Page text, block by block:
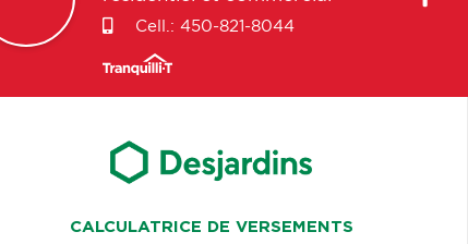
Cell.: 450-821-8044
CALCULATRICE DE VERSEMENTS